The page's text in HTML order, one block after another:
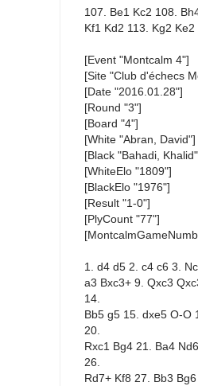
107. Be1 Kc2 108.
Kf1 Kd2 113. Kg2 Ke2
[Event "Montcalm 4"]
[Site "Club d'échecs
[Date "2016.01.28"]
[Round "3"]
[Board "4"]
[White "Abran, David"]
[Black "Bahadi,
[WhiteElo "1809"]
[BlackElo "1976"]
[Result "1-0"]
[PlyCount "77"]
1. d4 d5 2. c4 c6 3.
a3 Bxc3+ 9. Qxc3
14.
Bb5 g5 15. dxe5 O-O
20.
Rxc1 Bg4 21. Ba4
26.
Rd7+ Kf8 27. Bb3